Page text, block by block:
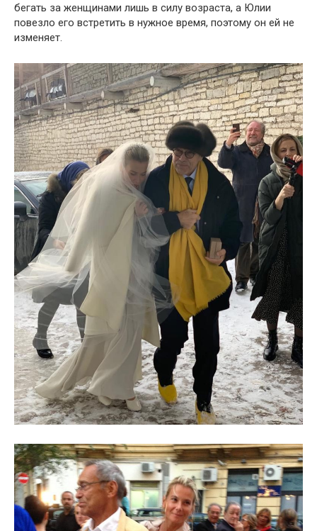
бегать за женщинами лишь в силу возраста, а Юлии
повезло его встретить в нужное время, поэтому он ей не
изменяет.